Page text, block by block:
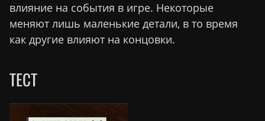
влияние на события в игре. Некоторые
меняют лишь маленькие детали, в то время
как другие влияют на концовки.
ТЕСТ